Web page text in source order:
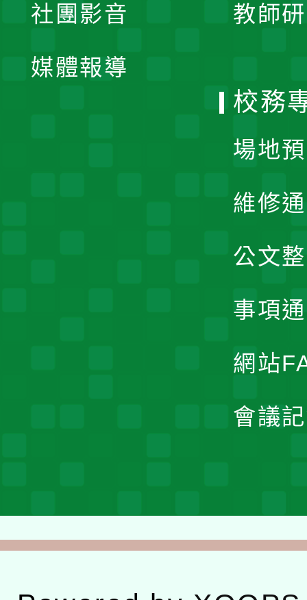
教師
社團影音
媒體報導
校務
場地
維修
公文
事項
網站
會議